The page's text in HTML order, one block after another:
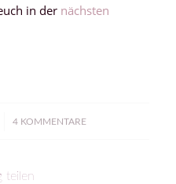
in der nächsten
4 KOMMENTARE
teilen